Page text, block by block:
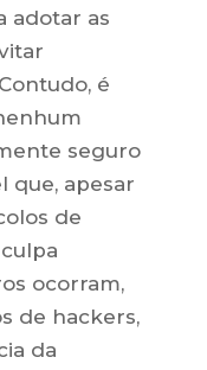
adotar as
é
seguro
que, apesar
de
ocorram,
de hackers,
da